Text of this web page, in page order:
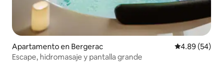
Apartamento en Bergerac Calificación
4.89 (54)
Escape, hidromasaje y pantalla grande